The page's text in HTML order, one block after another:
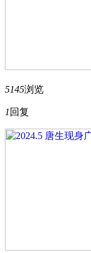
5145浏览
1 回复